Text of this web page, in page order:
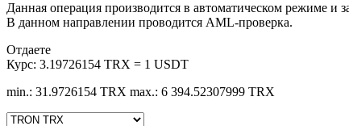
Данная операция производится в автоматическом режиме и
В данном направлении проводится AML-проверка.
Отдаете
Курс: 3.19726154 TRX = 1 USDT
min.: 31.9726154 TRX max.: 6 394.52307999 TRX